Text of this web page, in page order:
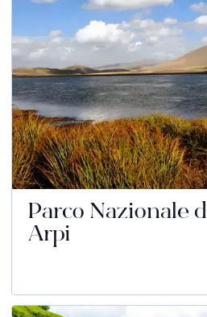
Parco Nazionale
Arpi